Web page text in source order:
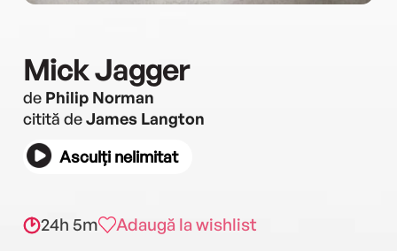
Mick Jagger
de Philip Norman
citită deJames Langton
Asculți nelimitat
24h 5m Adaugă la wishlist